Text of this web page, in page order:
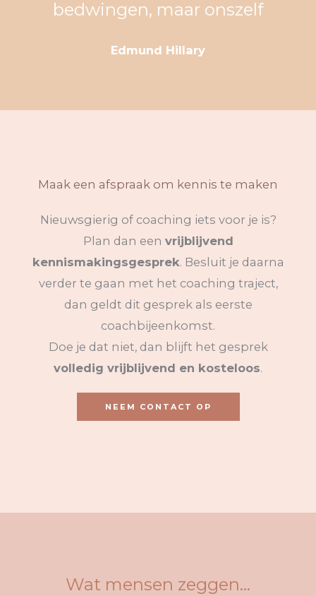
bedwingen, maar onszelf
Edmund Hillary
Maak een afspraak om kennis te maken
Nieuwsgierig of coaching iets voor je is?
Plan dan een vrijblijvend
kennismakingsgesprek. Besluit je daarna
verder te gaan met het coaching traject,
dan geldt dit gesprek als eerste
coachbijeenkomst.
Doe je dat niet, dan blijft het gesprek
volledig vrijblijvend en kosteloos.
NEEM CONTACT OP
Wat mensen zeggen…